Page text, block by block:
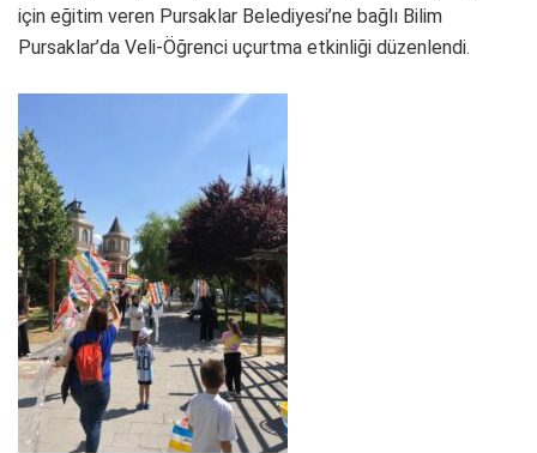
için eğitim veren Pursaklar Belediyesi’ne bağlı Bilim
Pursaklar’da Veli-Öğrenci uçurtma etkinliği düzenlendi.